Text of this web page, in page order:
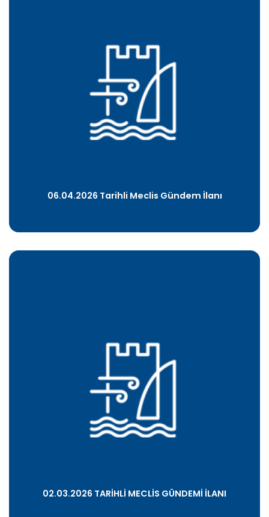
06.04.2026 Tarihli Meclis Gündem İlanı
02.03.2026 TARİHLİ MECLİS GÜNDEMİ İLANI